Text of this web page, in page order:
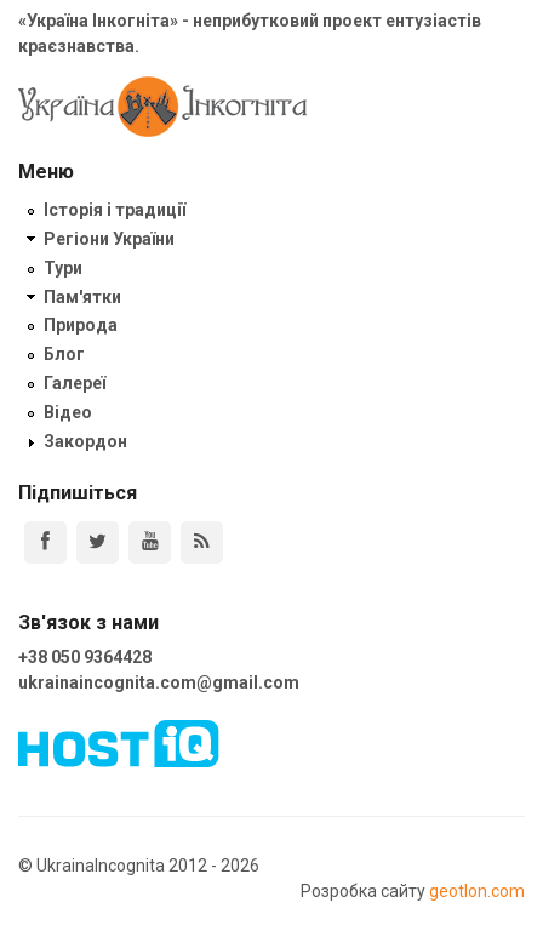
«Україна Інкогніта» - неприбутковий проект ентузіастів
краєзнавства.
Меню
Історія і традиції
Регіони України
Тури
Пам'ятки
Природа
Блог
Галереї
Відео
Закордон
Підпишіться
Зв'язок з нами
+38 050 9364428
ukrainaincognita.com@gmail.com
© UkrainaIncognita 2012 - 2026
Розробка сайтуgeotlon.com